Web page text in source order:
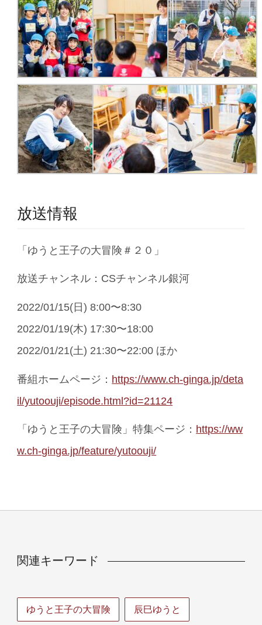
放送情報
「ゆうと王子の大冒険＃２０」
放送チャンネル：CSチャンネル銀河
2022/01/15(日) 8:00〜8:30
2022/01/19(木) 17:30〜18:00
2022/01/21(土) 21:30〜22:00 ほか
番組ホームページ： https://www.ch-ginga.jp/deta
il/yutoouji/episode.html?id=21124
「ゆうと王子の大冒険」特集ページ： https://ww
w.ch-ginga.jp/feature/yutoouji/
関連キーワード
ゆうと王子の大冒険 辰巳ゆうと